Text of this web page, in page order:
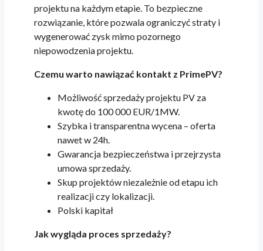
projektu na każdym etapie. To bezpieczne
rozwiązanie, które pozwala ograniczyć straty i
wygenerować zysk mimo pozornego
niepowodzenia projektu.
Czemu warto nawiązać kontakt z PrimePV?
Możliwość sprzedaży projektu PV za
kwotę do 100 000 EUR/1MW.
Szybka i transparentna wycena – oferta
nawet w 24h.
Gwarancja bezpieczeństwa i przejrzysta
umowa sprzedaży.
Skup projektów niezależnie od etapu ich
realizacji czy lokalizacji.
Polski kapitał
Jak wygląda proces sprzedaży?